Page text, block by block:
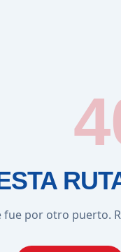
fue por otro puerto.